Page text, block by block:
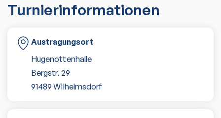
Turnierinformationen
Austragungsort
Hugenottenhalle
Bergstr. 29
91489 Wilhelmsdorf